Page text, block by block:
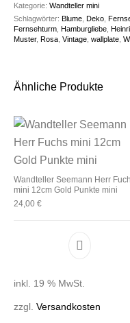
Kategorie:Wandteller mini
Schlagwörter:Blume ,Deko ,
Fernsehturm ,Hamburgliebe ,
Muster,Rosa ,Vintage ,wallplate ,
Ähnliche Produkte
Wandteller Seemann Herr
mini 12cm Gold Punkte mini
24,00€
inkl. 19 % MwSt.
zzgl.Versandkosten